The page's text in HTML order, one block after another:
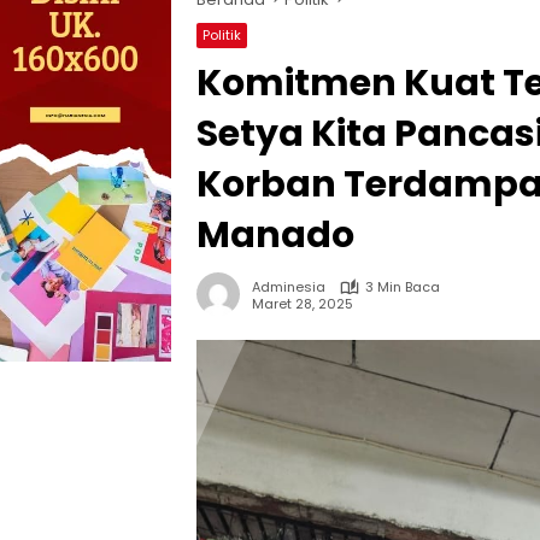
Politik
Komitmen Kuat
Setya Kita
Korban
Manado
Adminesia
3 Min Baca
Maret 28, 2025